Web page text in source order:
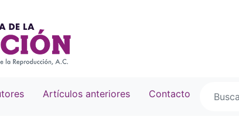
Artículos anteriores Contacto